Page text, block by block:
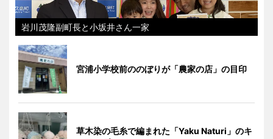
岩川茂隆副町長と小坂井さん一家
宮浦小学校前ののぼりが「農家の店」の目印
草木染の毛糸で編まれた「Yaku Naturi」のキ